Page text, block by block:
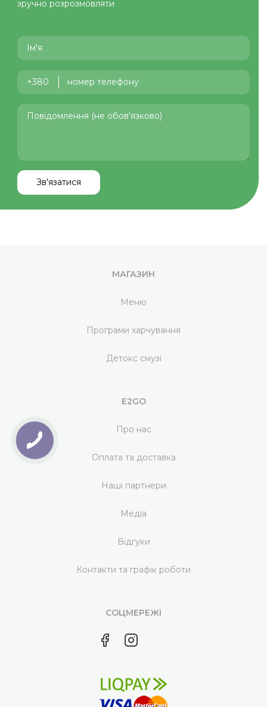
зручно розрозмовляти
+380
МАГАЗИН
Меню
Програми харчування
Детокс смузі
E2GO
Про нас
Оплата та доставка
Наші партнери
Медіа
Відгуки
Контакти та графік роботи
СОЦМЕРЕЖІ